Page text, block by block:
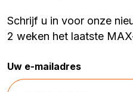
Schrijf u in voor onze
2 weken het laatste
Uw e-mailadres